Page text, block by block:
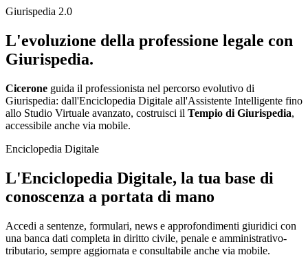
Giurispedia 2.0
L'evoluzione della professione legale con
Giurispedia.
Cicerone guida il professionista nel percorso evolutivo di
Giurispedia: dall'Enciclopedia Digitale all'Assistente Intelligente fino
allo Studio Virtuale avanzato, costruisci il Tempio di Giurispedia,
accessibile anche via mobile.
Enciclopedia Digitale
L'Enciclopedia Digitale, la tua base di
conoscenza a portata di mano
Accedi a sentenze, formulari, news e approfondimenti giuridici con
una banca dati completa in diritto civile, penale e amministrativo-
tributario, sempre aggiornata e consultabile anche via mobile.